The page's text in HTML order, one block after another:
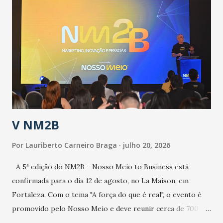
epidemia comum, como temos em todos os anos, com
aumento de casos de dengue, influenza ou H1N1. Trata-se
de uma epidemia com um vírus diferente, com um poder de
contaminação maior que outros coronavírus”, apontou o
secretário. Segundo ele, é uma epidemia com chance de
contaminação alta, podendo gerar um grande risco à
população e ao sistema de saúde. “Precisamos saber fazer a
estratificação do risco da doença, para não so...
V NM2B
Por Lauriberto Carneiro Braga julho 20, 2026
A 5ª edição do NM2B - Nosso Meio to Business está
confirmada para o dia 12 de agosto, no La Maison, em
Fortaleza. Com o tema "A força do que é real", o evento é
promovido pelo Nosso Meio e deve reunir cerca de 700